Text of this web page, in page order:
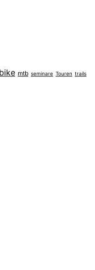
mtb seminare Touren trails